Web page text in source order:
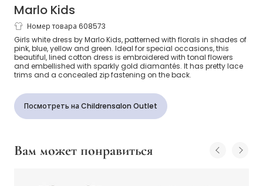
Marlo Kids
Girls White Floral Diamanté & Lace
Cotton Dress
Номер товара 608573
Girls white dress by Marlo Kids, patterned with florals in shades of
pink, blue, yellow and green. Ideal for special occasions, this
beautiful, lined cotton dress is embroidered with tonal flowers
and embellished with sparkly gold diamantés. It has pretty lace
trims and a concealed zip fastening on the back.
Посмотреть на Childrensalon Outlet
Вам может понравиться